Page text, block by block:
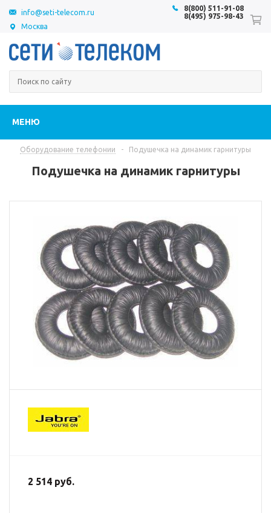
Москва
8(800) 511-91-08
8(495) 975-98-43
info@seti-telecom.ru
МЕНЮ
Оборудование телефонии - Подушечка на динамик гарнитуры
Подушечка на динамик гарнитуры
2 514 руб.